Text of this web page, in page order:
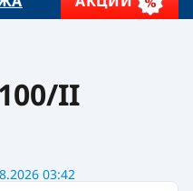
II
03:42